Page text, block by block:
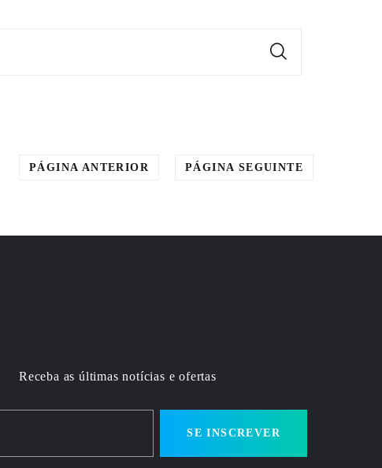
PÁGINA ANTERIOR PÁGINA SEGUINTE
Receba as últimas notícias e ofertas
SE INSCREVER